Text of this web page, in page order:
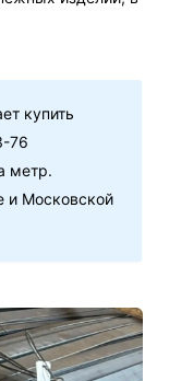
купить
76
метр.
и Московской